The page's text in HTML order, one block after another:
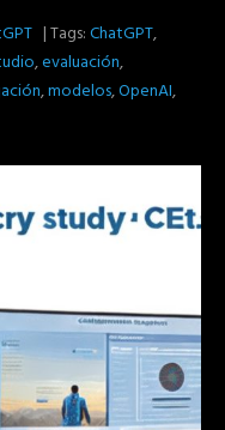
| Tags:ChatGPT,
,evaluación,
,modelos,OpenAI,